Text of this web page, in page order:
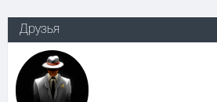
Друзья